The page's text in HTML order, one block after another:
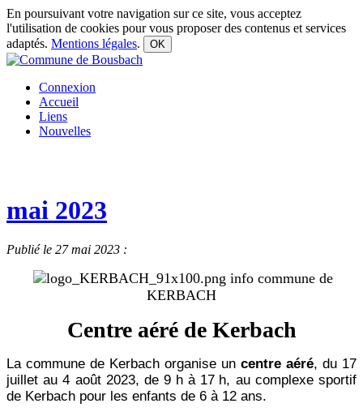
En poursuivant votre navigation sur ce site, vous acceptez
l'utilisation de cookies pour vous proposer des contenus et services
adaptés. Mentions légales. OK
Connexion
Accueil
Liens
Nouvelles
mai 2023
Publié le 27 mai 2023 :
info commune de
KERBACH
Centre aéré de Kerbach
La commune de Kerbach organise un centre aéré, du 17
juillet au 4 août 2023, de 9 h à 17 h, au complexe sportif
de Kerbach pour les enfants de 6 à 12 ans.